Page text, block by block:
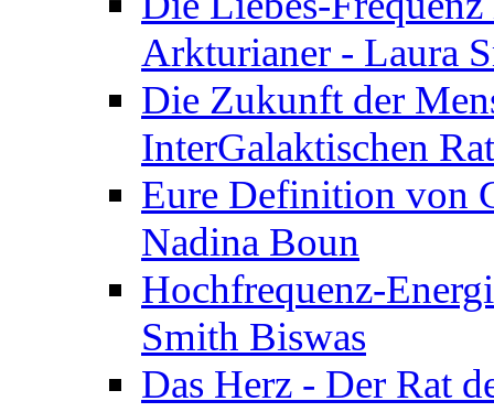
Arkturianer - Laura
Die Zukunft der
InterGalaktischen
Eure Definition von
Nadina Boun
Hochfrequenz-
Smith Biswas
Das Herz - Der Rat